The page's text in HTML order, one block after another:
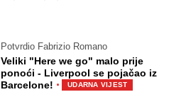
Potvrdio Fabrizio Romano
Veliki "Here we go" malo prije
ponoći - Liverpool se pojačao iz
Barcelone! · UDARNA VIJEST